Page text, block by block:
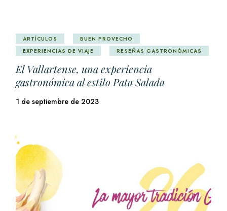
ARTÍCULOS
BUEN PROVECHO
EXPERIENCIAS DE VIAJE
RESEÑAS GASTRONÓMICAS
El Vallartense, una experiencia
gastronómica al estilo Pata Salada
1 de septiembre de 2023